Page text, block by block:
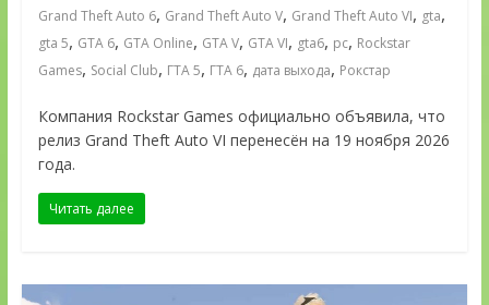
Grand Theft Auto 6, Grand Theft Auto V, Grand Theft Auto VI, gta,
gta 5, GTA 6, GTA Online, GTA V, GTA VI, gta6, pc, Rockstar
Games, Social Club, ГТА 5, ГТА 6, дата выхода, Рокстар
Компания Rockstar Games официально объявила, что
релиз Grand Theft Auto VI перенесён на 19 ноября 2026
года.
Читать далее